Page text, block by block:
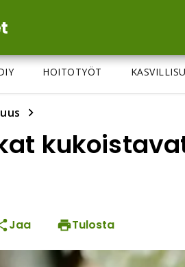
HOITOTYÖT
Jaa Tulosta